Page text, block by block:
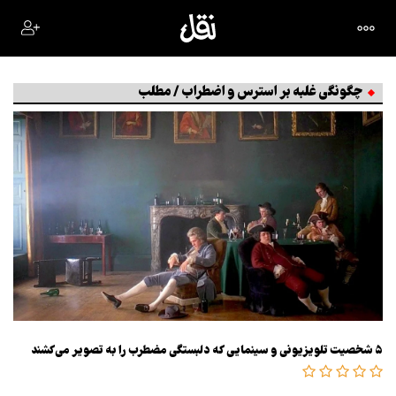
چگونگی غلبه بر استرس و اضطراب / مطلب
۵ شخصیت تلویزیونی و سینمایی که دلبستگی مضطرب را به تصویر می‌کشند